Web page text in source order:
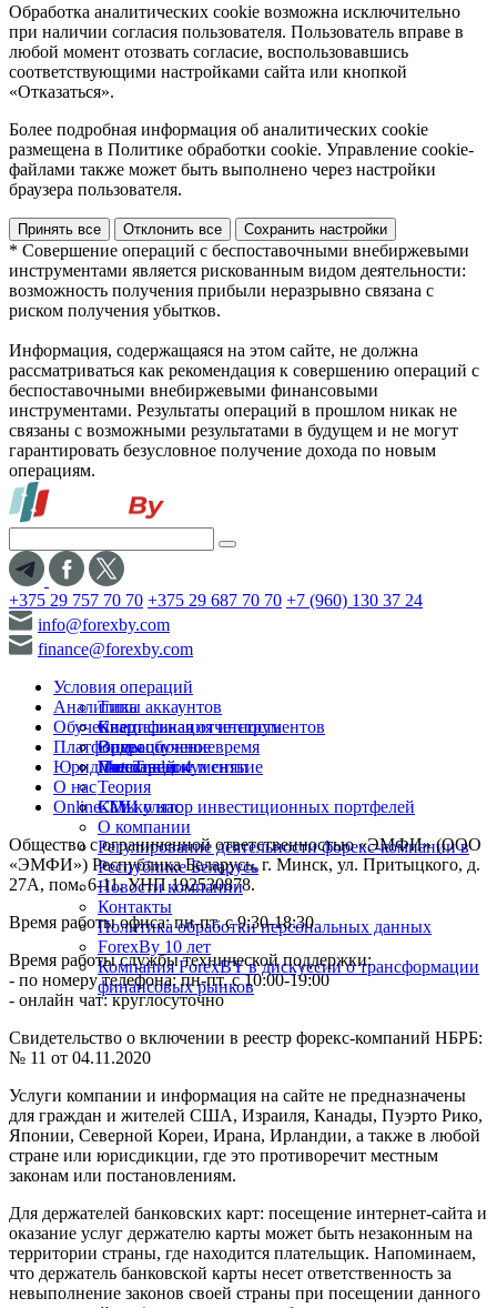
Обработка аналитических cookie возможна исключительно
при наличии согласия пользователя. Пользователь вправе в
любой момент отозвать согласие, воспользовавшись
соответствующими настройками сайта или кнопкой
«Отказаться».
Более подробная информация об аналитических cookie
размещена в Политике обработки cookie. Управление cookie-
файлами также может быть выполнено через настройки
браузера пользователя.
Принять все Отклонить все Сохранить настройки
* Совершение операций с беспоставочными внебиржевыми
инструментами является рискованным видом деятельности:
возможность получения прибыли неразрывно связана с
риском получения убытков.
Информация, содержащаяся на этом сайте, не должна
рассматриваться как рекомендация к совершению операций с
беспоставочными внебиржевыми финансовыми
инструментами. Результаты операций в прошлом никак не
связаны с возможными результатами в будущем и не могут
гарантировать безусловное получение дохода по новым
операциям.
+375 29 757 70 70 +375 29 687 70 70 +7 (960) 130 37 24
info@forexby.com
finance@forexby.com
Условия операций
Типы аккаунтов
Спецификация инструментов
Операционное время
Пополнение и снятие
Аналитика
Квартальная отчетность
Обучение
Видеообучение
Глоссарий
Теория
Калькулятор инвестиционных портфелей
Платформы
MetaTrader 4
Юридические документы
О нас
СМИ о нас
О компании
Регулирование деятельности форекс-компании в
Республике Беларусь
Новости компании
Контакты
Политика обработки персональных данных
ForexBy 10 лет
Компания ForexBY в дискуссии о трансформации
финансовых рынков
Online-TV
Общество с ограниченной ответственностью «ЭМФИ» (ООО
«ЭМФИ») Республика Беларусь, г. Минск, ул. Притыцкого, д.
27А, пом. 6-11. УНП 192530878.
Время работы офиса: пн-пт. с 9:30-18:30
Время работы службы технической поддержки:
- по номеру телефона: пн-пт. с 10:00-19:00
- онлайн чат: круглосуточно
Свидетельство о включении в реестр форекс-компаний НБРБ:
№ 11 от 04.11.2020
Услуги компании и информация на сайте не предназначены
для граждан и жителей США, Израиля, Канады, Пуэрто Рико,
Японии, Северной Кореи, Ирана, Ирландии, а также в любой
стране или юрисдикции, где это противоречит местным
законам или постановлениям.
Для держателей банковских карт: посещение интернет-сайта и
оказание услуг держателю карты может быть незаконным на
территории страны, где находится плательщик. Напоминаем,
что держатель банковской карты несет ответственность за
невыполнение законов своей страны при посещении данного